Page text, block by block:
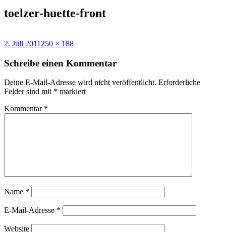
toelzer-huette-front
Veröffentlicht
2. Juli 2011 Volle
250 × 188
Schreibe einen Kommentar
Deine E-Mail-Adresse wird nicht veröffentlicht. Erforderliche
Felder sind mit * markiert
Kommentar *
Name *
E-Mail-Adresse *
Website